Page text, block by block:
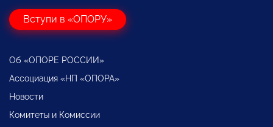
Вступи в «ОПОРУ»
Об «ОПОРЕ РОССИИ»
Ассоциация «НП «ОПОРА»
Новости
Комитеты и Комиссии